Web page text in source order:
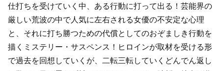
仕打ちを受けていく中、ある行動に打って出る！芸能界の
厳しい荒波の中で人気に左右される女優の不安定な心理
と、それに打ち勝つための代償としてのおぞましき行動を
描くミステリー・サスペンス！ヒロインが取材を受ける形
で過去を回想していくが、二転三転していくどんでん返し